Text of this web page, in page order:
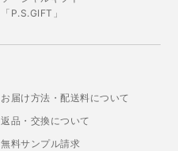
「P.S.GIFT」
お届け方法・配送料について
返品・交換について
無料サンプル請求